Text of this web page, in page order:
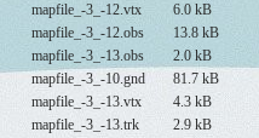
mapfile_-3_-12.vtx
6.0 kB
mapfile_-3_-12.obs
13.8 kB
mapfile_-3_-13.obs
2.0 kB
mapfile_-3_-10.gnd
81.7 kB
mapfile_-3_-13.vtx
4.3 kB
mapfile_-3_-13.trk
2.9 kB